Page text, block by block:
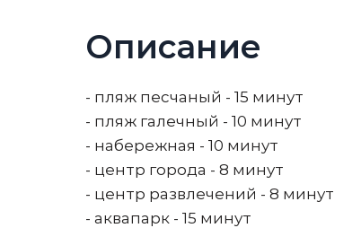
Описание
- пляж песчаный - 15 минут
- пляж галечный - 10 минут
- набережная - 10 минут
- центр города - 8 минут
- центр развлечений - 8 минут
- аквапарк - 15 минут